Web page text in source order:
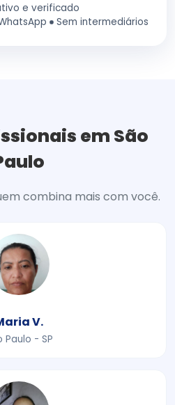
e verificado
Sem intermediários
em São
combina mais com você.
V.
Paulo - SP